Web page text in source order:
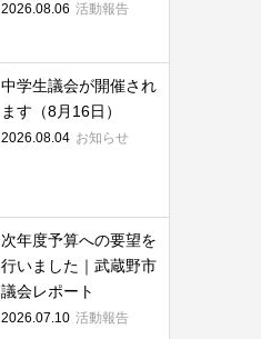
2026.08.06 活動報告
中学生議会が開催され
ます（8月16日）
2026.08.04 お知らせ
次年度予算への要望を
行いました｜武蔵野市
議会レポート
2026.07.10 活動報告